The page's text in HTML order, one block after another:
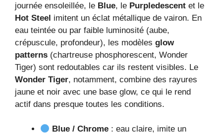
journée ensoleillée, le Blue, le Purpledescent et le
Hot Steel imitent un éclat métallique de vairon. En
eau teintée ou par faible luminosité (aube,
crépuscule, profondeur), les modèles glow
patterns (chartreuse phosphorescent, Wonder
Tiger) sont redoutables car ils restent visibles. Le
Wonder Tiger, notamment, combine des rayures
jaune et noir avec une base glow, ce qui le rend
actif dans presque toutes les conditions.
Blue / Chrome : eau claire, imite un